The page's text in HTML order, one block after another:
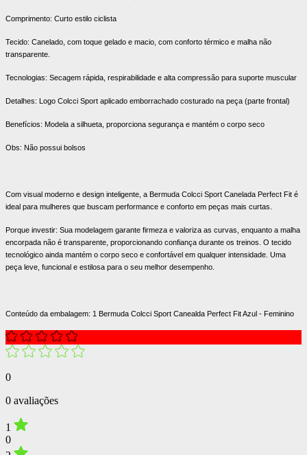
Comprimento: Curto estilo ciclista
Tecido: Canelado, com toque gelado e macio, com conforto térmico e malha não
transparente.
Tecnologias: Secagem rápida, respirabilidade e alta compressão para suporte muscular
Detalhes: Logo Colcci Sport aplicado emborrachado costurado na peça (parte frontal)
Benefícios: Modela a silhueta, proporciona segurança e mantém o corpo seco
Obs: Não possui bolsos
Com visual moderno e design inteligente, a Bermuda Colcci Sport Canelada Perfect Fit é
ideal para mulheres que buscam performance e conforto em peças mais curtas.
Porque investir: Sua modelagem garante firmeza e valoriza as curvas, enquanto a malha
encorpada não é transparente, proporcionando confiança durante os treinos. O tecido
tecnológico ainda mantém o corpo seco e confortável em qualquer intensidade. Uma
peça leve, funcional e estilosa para o seu melhor desempenho.
Conteúdo da embalagem: 1 Bermuda Colcci Sport Canealda Perfect Fit Azul - Feminino
0
0 avaliações
1
0